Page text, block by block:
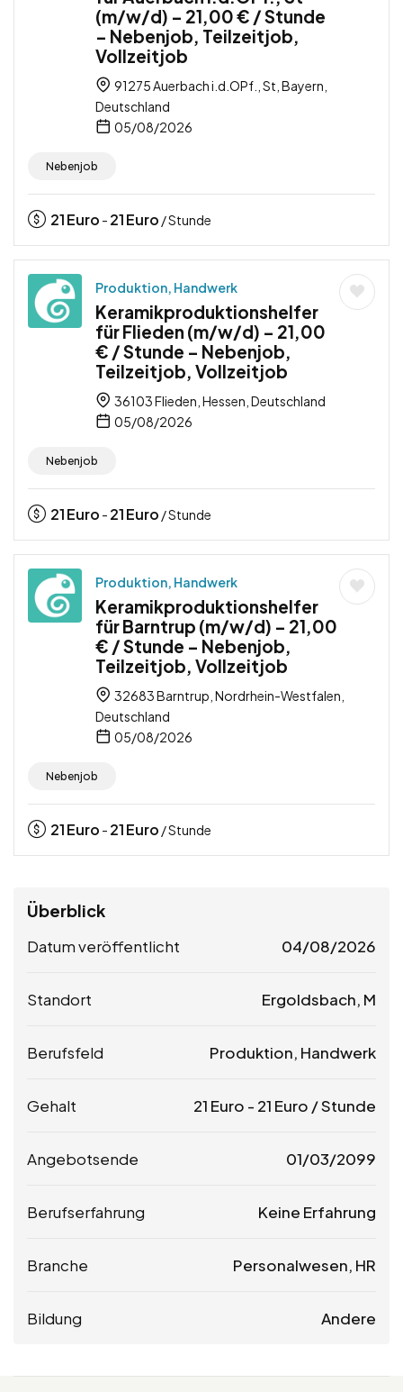
(m/w/d) – 21,00 € / Stunde
– Nebenjob, Teilzeitjob,
Vollzeitjob
91275 Auerbach i.d.OPf., St, Bayern,
Deutschland
05/08/2026
Nebenjob
21Euro - 21Euro / Stunde
Produktion, Handwerk
Keramikproduktionshelfer
für Flieden (m/w/d) – 21,00
€ / Stunde – Nebenjob,
Teilzeitjob, Vollzeitjob
36103 Flieden, Hessen, Deutschland
05/08/2026
Nebenjob
21Euro - 21Euro / Stunde
Produktion, Handwerk
Keramikproduktionshelfer
für Barntrup (m/w/d) – 21,00
€ / Stunde – Nebenjob,
Teilzeitjob, Vollzeitjob
32683 Barntrup, Nordrhein-Westfalen,
Deutschland
05/08/2026
Nebenjob
21Euro - 21Euro / Stunde
Überblick
Datum veröffentlicht 04/08/2026
Standort Ergoldsbach, M
Berufsfeld Produktion, Handwerk
Gehalt 21 Euro - 21 Euro / Stunde
Angebotsende 01/03/2099
Berufserfahrung Keine Erfahrung
Branche Personalwesen, HR
Bildung Andere